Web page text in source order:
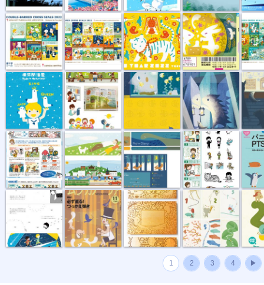
“複十字シー... “複十字シー... New Year Car... “お月見くじ”... “複十
横浜開港祭2021 書籍挿絵 MY TREASURE CRYSTAL CAVE
STAR
ぜん息サポー... web site「ヘ... 書籍挿絵「線... よく
金の輪 ムジカノーヴァ ウッドカード カレンダー 2... カレ
1 2 3 4 ▶